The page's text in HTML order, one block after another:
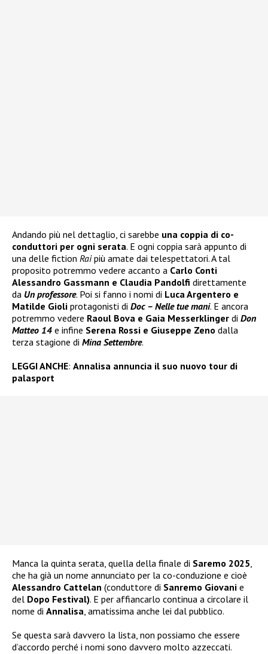
Andando più nel dettaglio, ci sarebbe una coppia di co-
conduttori per ogni serata. E ogni coppia sarà appunto di
una delle fiction Raipiù amate dai telespettatori. A tal
proposito potremmo vedere accanto a Carlo Conti
Alessandro Gassmann e Claudia Pandolfi direttamente
da Un professore. Poi si fanno i nomi di Luca Argentero e
Matilde Gioli protagonisti di Doc – Nelle tue mani. E ancora
potremmo vedere Raoul Bova e Gaia Messerklinger di Don
Matteo 14 e infine Serena Rossi e Giuseppe Zeno dalla
terza stagione di Mina Settembre.
LEGGI ANCHE: Annalisa annuncia il suo nuovo tour di
palasport
Manca la quinta serata, quella della finale di Saremo 2025,
che ha già un nome annunciato per la co-conduzione e cioè
Alessandro Cattelan (conduttore di Sanremo Giovani e
del Dopo Festival). E per affiancarlo continua a circolare il
nome di Annalisa, amatissima anche lei dal pubblico.
Se questa sarà davvero la lista, non possiamo che essere
d’accordo perché i nomi sono davvero molto azzeccati.